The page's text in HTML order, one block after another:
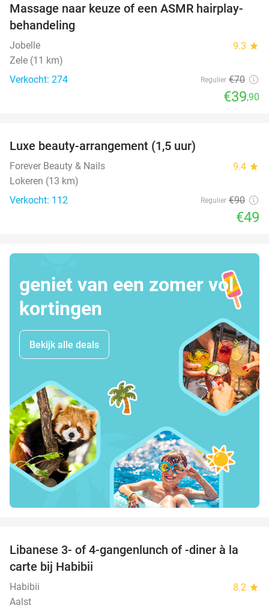
43%
Massage naar keuze of een ASMR hairplay-
behandeling
Jobelle 9.3 star
Zele (11 km)
Verkocht: 274
Regulier €70
€39,90
Luxe beauty-arrangement (1,5 uur)
Forever Beauty & Nails 9.4 star
Lokeren (13 km)
Verkocht: 112
Regulier €90
€49
geniet van een zomer vol
kortingen
Bekijk alle deals
44%
Libanese 3- of 4-gangenlunch of -diner à la
carte bij Habibii
Habibii 8.2 star
Aalst